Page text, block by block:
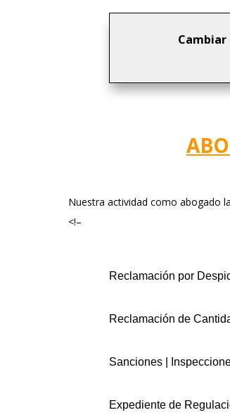
Cambiar
Nuestra actividad como abogado
<!–
Reclamación por
Reclamación de
Sanciones |
Expediente de